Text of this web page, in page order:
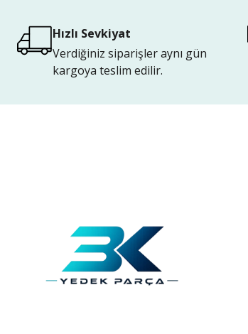
Hızlı Sevkiyat
Verdiğiniz siparişler aynı gün
kargoya teslim edilir.